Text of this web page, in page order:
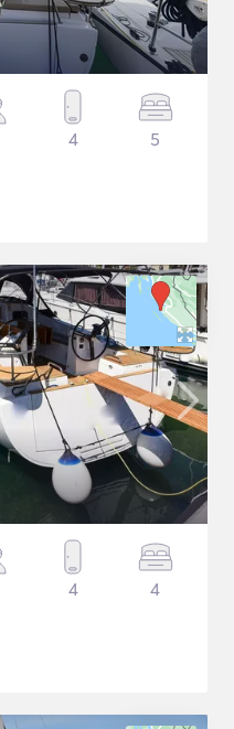
4 5
4 4